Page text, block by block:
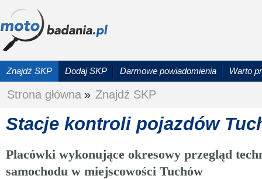
Znajdź SKP Dodaj SKP Darmowe powiadomienia Warto
Strona główna » Znajdź SKP
Stacje kontroli pojazdów
Placówki wykonujące okresowy przegląd
samochodu w miejscowości Tuchów